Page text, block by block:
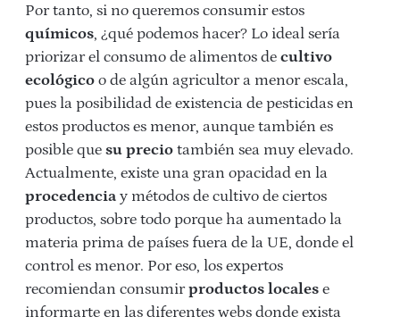
Por tanto, si no queremos consumir estos
químicos, ¿qué podemos hacer? Lo ideal sería
priorizar el consumo de alimentos de cultivo
ecológico o de algún agricultor a menor escala,
pues la posibilidad de existencia de pesticidas en
estos productos es menor, aunque también es
posible que su precio también sea muy elevado.
Actualmente, existe una gran opacidad en la
procedencia y métodos de cultivo de ciertos
productos, sobre todo porque ha aumentado la
materia prima de países fuera de la UE, donde el
control es menor. Por eso, los expertos
recomiendan consumirproductos locales e
informarte en las diferentes webs donde exista